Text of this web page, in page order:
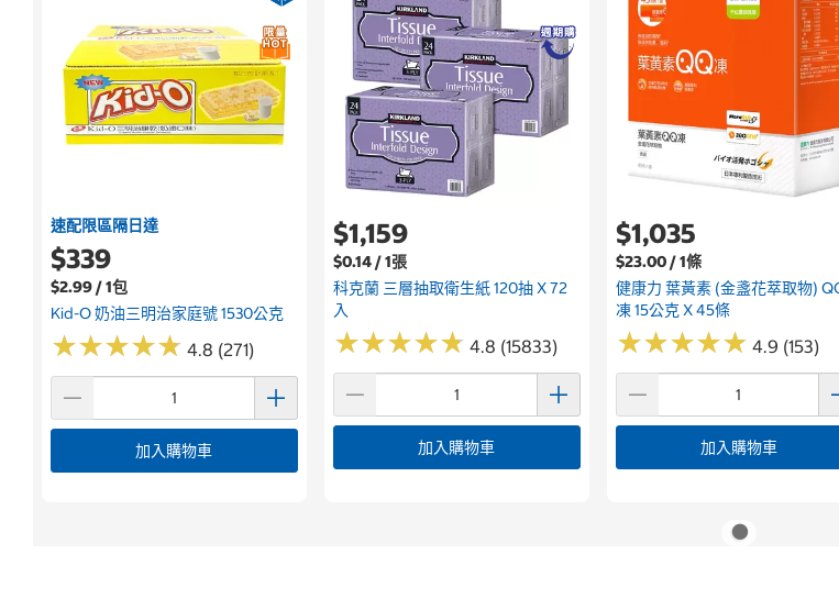
速配限區隔日達
$339
$2.99 / 1包
Kid-O 奶油三明治家庭號 1530公克
★★★★★
★★★★★ 4.8 (271)
加入購物車
$1,159
$0.14 / 1張
科克蘭 三層抽取衛生紙 120抽 X 72
入
★★★★★
★★★★★ 4.8 (15833)
加入購物車
$1,035
$23.00 / 1條
健康力 葉黃素 (金盞花萃取物)
凍 15公克 X 45條
★★★★★
★★★★★ 4.9 (153)
加入購物車